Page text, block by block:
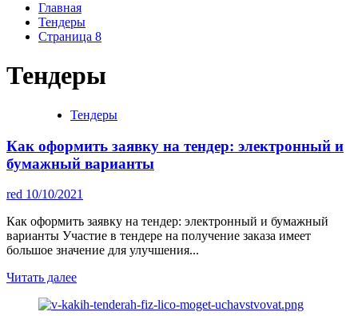
Главная
Тендеры
Страница 8
Тендеры
Тендеры
Как оформить заявку на тендер: электронный и
бумажный варианты
red 10/10/2021
Как оформить заявку на тендер: электронный и бумажный
варианты Участие в тендере на получение заказа имеет
большое значение для улучшения...
Читать далее